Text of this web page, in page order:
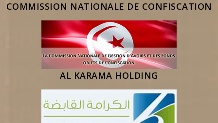
COMMISSION NATIONALE DE CONFISCATION
AL KARAMA HOLDING